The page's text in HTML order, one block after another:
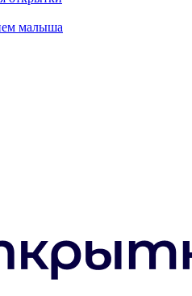
малыша